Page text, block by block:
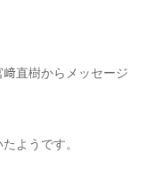
直樹からメッセージ
ようです。